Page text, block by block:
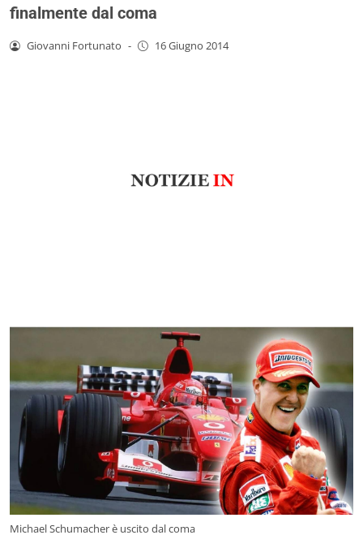
finalmente dal coma
Giovanni Fortunato - 16 Giugno 2014
Michael Schumacher è uscito dal coma